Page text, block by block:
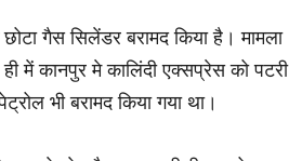
गैस सिलेंडर बरामद किया है। मामला
में कानपुर मे कालिंदी एक्‍सप्रेस को पटरी
भी बरामद किया गया था।